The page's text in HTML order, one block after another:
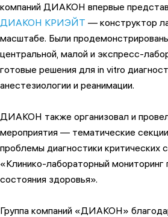
компаний ДИАКОН впервые
ДИАКОН КРИЭЙТ — конструктор
масштабе. Были
центральной, малой и экспресс-
готовые решения для in vitro
анестезиологии и реанимации.
ДИАКОН также организовал и
мероприятия — тематические
проблемы диагностики критических
«Клинико-лабораторный мониторинг
состояния здоровья».
Группа компаний «ДИАКОН»